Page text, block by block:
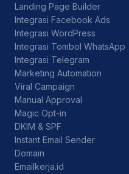
Landing Page Builder
Integrasi Facebook Ads
Integrasi WordPress
Integrasi Tombol WhatsApp
Integrasi Telegram
Marketing Automation
Viral Campaign
Manual Approval
Magic Opt-in
DKIM & SPF
Instant Email Sender
Domain
Emailkerja.id